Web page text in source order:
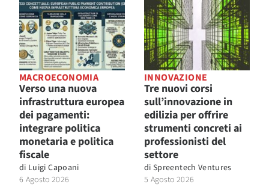
MACROECONOMIA
Verso una nuova
infrastruttura europea
dei pagamenti:
integrare politica
monetaria e politica
fiscale
di Luigi Capoani
6 Agosto 2026
INNOVAZIONE
Tre nuovi corsi
sull’innovazione in
edilizia per offrire
strumenti concreti ai
professionisti del
settore
di Spreentech Ventures
5 Agosto 2026